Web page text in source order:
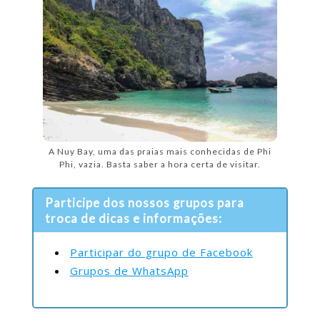
A Nuy Bay, uma das praias mais conhecidas de Phi
Phi, vazia. Basta saber a hora certa de visitar.
Participe dos nossos grupos para
troca de dicas e informações:
Participar do grupo de Facebook
Grupos de WhatsApp